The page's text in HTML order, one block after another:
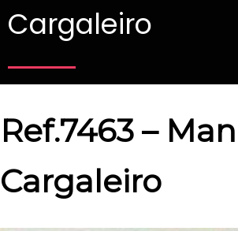
Cargaleiro
Ref.7463 –
Cargaleiro